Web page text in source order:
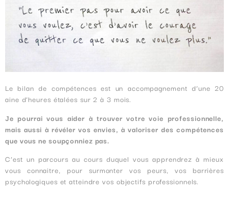
Le bilan de compétences est un accompagnement d’une 20
aine d’heures étalées sur 2 à 3 mois.
Je pourrai vous aider à trouver votre voie professionnelle,
mais aussi à révéler vos envies, à valoriser des compétences
que vous ne soupçonniez pas.
C’est un parcours au cours duquel vous apprendrez à mieux
vous connaitre, pour surmonter vos peurs, vos barrières
psychologiques et atteindre vos objectifs professionnels.